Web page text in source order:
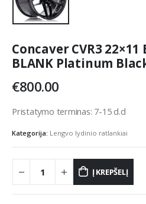
Concaver CVR3 22×11
BLANK Platinum
€800.00
Pristatymo terminas: 7-15 d.d
Kategorija: Lengvo lydinio ratlankiai
Į KREPŠELĮ